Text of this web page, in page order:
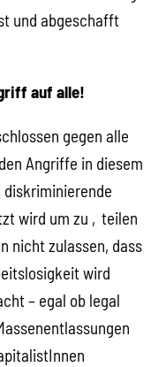
und abgeschafft
auf alle!
gegen alle
Angriffe in diesem
diskriminierende
wird um zu ‚teilen
nicht zulassen, dass
wird
– egal ob legal